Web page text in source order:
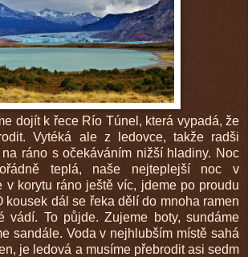
dojít k řece Río Túnel, která vypadá, že
Vytéká ale z ledovce, takže radši
ráno s očekáváním nižší hladiny. Noc
teplá, naše nejteplejší noc v
v korytu ráno ještě víc, jdeme po proudu
kousek dál se řeka dělí do mnoha ramen
vádí. To půjde. Zujeme boty, sundáme
sandále. Voda v nejhlubším místě sahá
je ledová a musíme přebrodit asi sedm